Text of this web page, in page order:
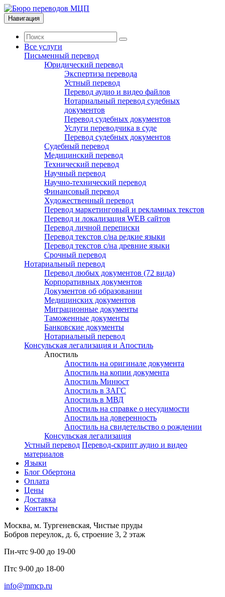
Навигация
Все услуги
Письменный перевод
Юридический перевод
Экспертиза перевода
Устный перевод
Перевод аудио и видео файлов
Нотариальный перевод судебных
документов
Перевод судебных документов
Услуги переводчика в суде
Перевод судебных документов
Судебный перевод
Медицинский перевод
Технический перевод
Научный перевод
Научно-технический перевод
Финансовый перевод
Художественный перевод
Перевод маркетинговый и рекламных текстов
Перевод и локализация WEB сайтов
Перевод личной переписки
Перевод текстов с/на редкие языки
Перевод текстов с/на древние языки
Срочный перевод
Нотариальный перевод
Перевод любых документов (72 вида)
Корпоративных документов
Документов об образовании
Медицинских документов
Миграционные документы
Таможенные документы
Банковские документы
Нотариальный перевод
Консульская легализация и Апостиль
Апостиль
Апостиль на оригинале документа
Апостиль на копии документа
Апостиль Минюст
Апостиль в ЗАГС
Апостиль в МВД
Апостиль на справке о несудимости
Апостиль на доверенность
Апостиль на свидетельство о рождении
Консульская легализация
Устный перевод Перевод-скрипт аудио и видео
материалов
Языки
Блог Обертона
Оплата
Цены
Доставка
Контакты
Москва, м. Тургеневская, Чистые пруды
Бобров переулок, д. 6, строение 3, 2 этаж
Пн-чтс 9-00 до 19-00
Птс 9-00 до 18-00
info@mmcp.ru